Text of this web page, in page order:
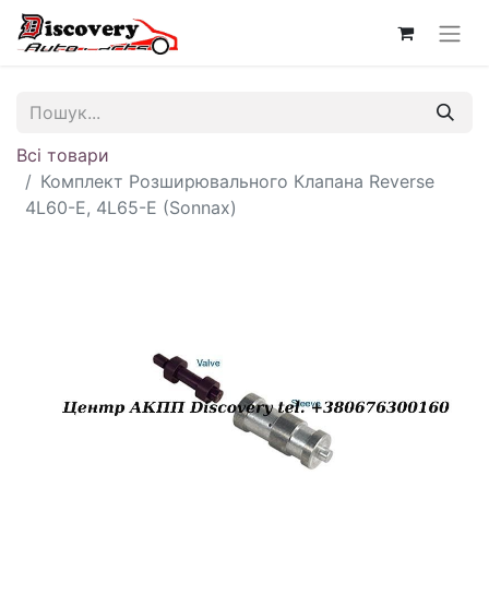
Всі товари
Комплект Розширювального Клапана Reverse
4L60-E, 4L65-E (Sonnax)